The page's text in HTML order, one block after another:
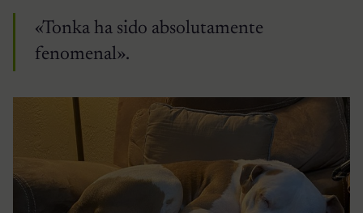
«Tonka ha sido absolutamente
fenomenal».